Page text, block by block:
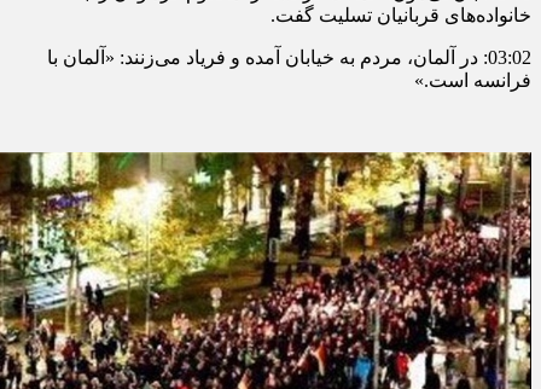
خانواده‌های قربانیان تسلیت گفت.
03:02: در آلمان، مردم به خیابان آمده و فریاد می‌زنند: «آلمان با
فرانسه است.»